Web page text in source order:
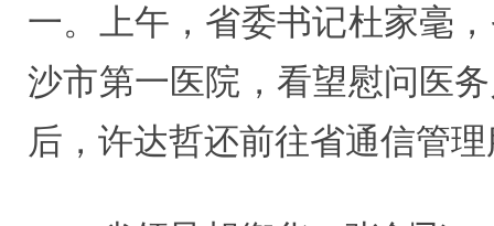
一。上午，省委书记杜家毫
沙市第一医院，看望慰问医
后，许达哲还前往省通信管